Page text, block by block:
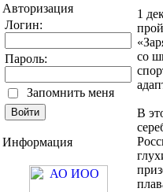
Авторизация
Логин:
Пароль:
Запомнить меня
Информация
1
со
В